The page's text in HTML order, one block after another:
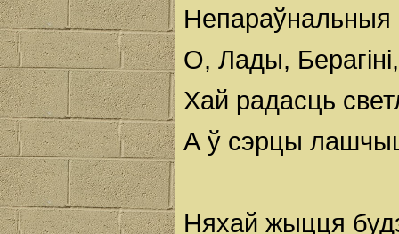
О, Лады,
Хай радасць
А ў сэрцы
Няхай жыцця